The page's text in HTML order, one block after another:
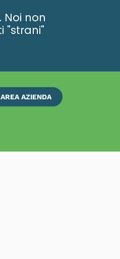
non
"strani"
AREA AZIENDA
ISCRIVITI